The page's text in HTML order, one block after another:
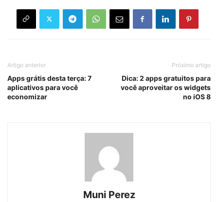
Artigo anterior
Apps grátis desta terça: 7
aplicativos para você
economizar
Próximo artigo
Dica: 2 apps gratuitos para
você aproveitar os widgets
no iOS 8
Muni Perez